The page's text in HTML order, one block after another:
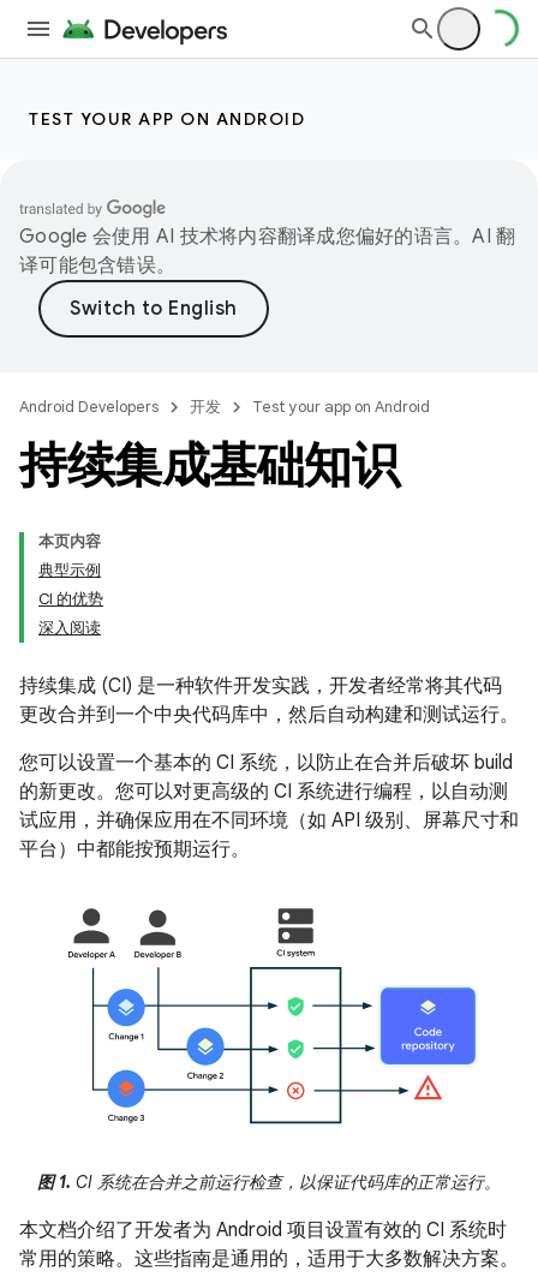
TEST YOUR APP ON ANDROID
Google 会使用 AI 技术将内容翻译成您偏好的语言。AI 翻
译可能包含错误。
Android Developers 开发 Test your app on Android
持续集成基础知识
本页内容
典型示例
CI 的优势
深入阅读
持续集成 (CI) 是一种软件开发实践，开发者经常将其代码
更改合并到一个中央代码库中，然后自动构建和测试运行。
您可以设置一个基本的 CI 系统，以防止在合并后破坏 build
的新更改。您可以对更高级的 CI 系统进行编程，以自动测
试应用，并确保应用在不同环境（如 API 级别、屏幕尺寸和
平台）中都能按预期运行。
图 1. CI 系统在合并之前运行检查，以保证代码库的正常运行。
本文档介绍了开发者为 Android 项目设置有效的 CI 系统时
常用的策略。这些指南是通用的，适用于大多数解决方案。